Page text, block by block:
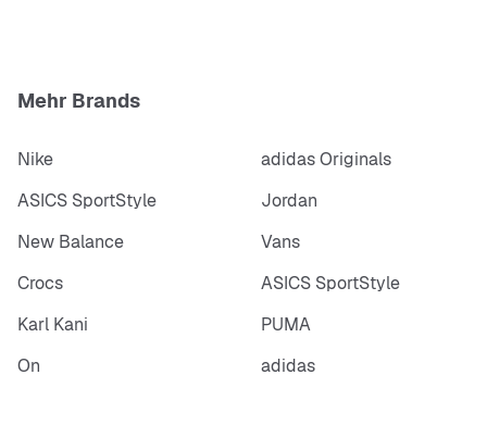
Mehr Brands
Nike
adidas Originals
ASICS SportStyle
Jordan
New Balance
Vans
Crocs
ASICS SportStyle
Karl Kani
PUMA
On
adidas